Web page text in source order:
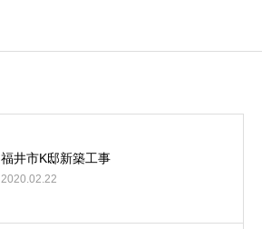
福井市K邸新築工事
2020.02.22